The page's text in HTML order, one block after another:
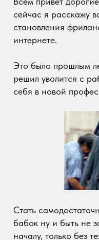
Это было прошлым летом,
решил уволится с работы.
себя в новой профессии.
Стать самодостаточным,
бабок ну и быть не
началу, только без тех
А вообще заходя из
Ютуба может выдавать